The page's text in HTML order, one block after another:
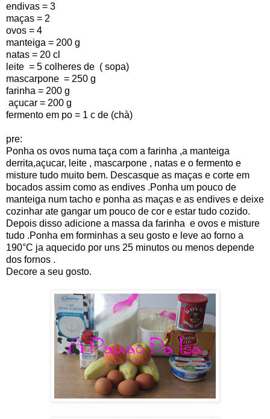
endivas = 3
maças = 2
ovos = 4
manteiga = 200 g
natas = 20 cl
leite = 5 colheres de ( sopa)
mascarpone = 250 g
farinha = 200 g
açucar = 200 g
fermento em po = 1 c de (chà)
pre:
Ponha os ovos numa taça com a farinha ,a manteiga
derrita,açucar, leite , mascarpone , natas e o fermento e
misture tudo muito bem. Descasque as maças e corte em
bocados assim como as endives .Ponha um pouco de
manteiga num tacho e ponha as maças e as endives e deixe
cozinhar ate gangar um pouco de cor e estar tudo cozido.
Depois disso adicione a massa da farinha e ovos e misture
tudo .Ponha em forminhas a seu gosto e leve ao forno a
190°C ja aquecido por uns 25 minutos ou menos depende
dos fornos .
Decore a seu gosto.